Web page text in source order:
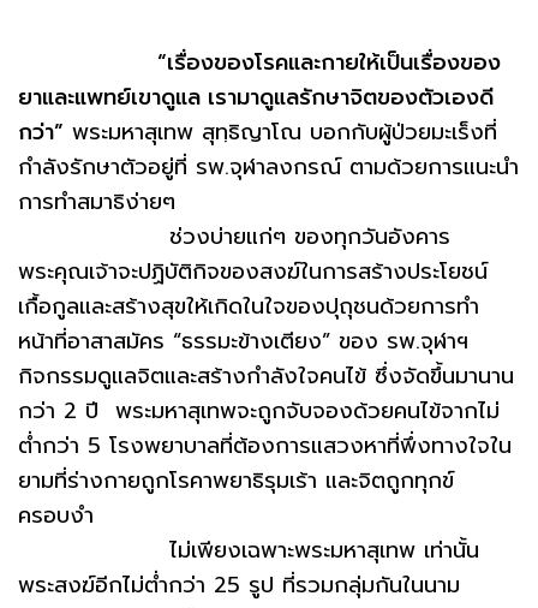
“เรื่องของโรคและกายให้เป็นเรื่องของ
ยาและแพทย์เขาดูแล เรามาดูแลรักษาจิตของตัวเองดี
กว่า” พระมหาสุเทพ สุทฺธิญาโณ บอกกับผู้ป่วยมะเร็งที่
กำลังรักษาตัวอยู่ที่ รพ.จุฬาลงกรณ์ ตามด้วยการแนะนำ
การทำสมาธิง่ายๆ
ช่วงบ่ายแก่ๆ ของทุกวันอังคาร
พระคุณเจ้าจะปฏิบัติกิจของสงฆ์ในการสร้างประโยชน์
เกื้อกูลและสร้างสุขให้เกิดในใจของปุถุชนด้วยการทำ
หน้าที่อาสาสมัคร “ธรรมะข้างเตียง” ของ รพ.จุฬาฯ
กิจกรรมดูแลจิตและสร้างกำลังใจคนไข้ ซึ่งจัดขึ้นมานาน
กว่า 2 ปี พระมหาสุเทพจะถูกจับจองด้วยคนไข้จากไม่
ต่ำกว่า 5 โรงพยาบาลที่ต้องการแสวงหาที่พึ่งทางใจใน
ยามที่ร่างกายถูกโรคาพยาธิรุมเร้า และจิตถูกทุกข์
ครอบงำ
ไม่เพียงเฉพาะพระมหาสุเทพ เท่านั้น
พระสงฆ์อีกไม่ต่ำกว่า 25 รูป ที่รวมกลุ่มกันในนาม